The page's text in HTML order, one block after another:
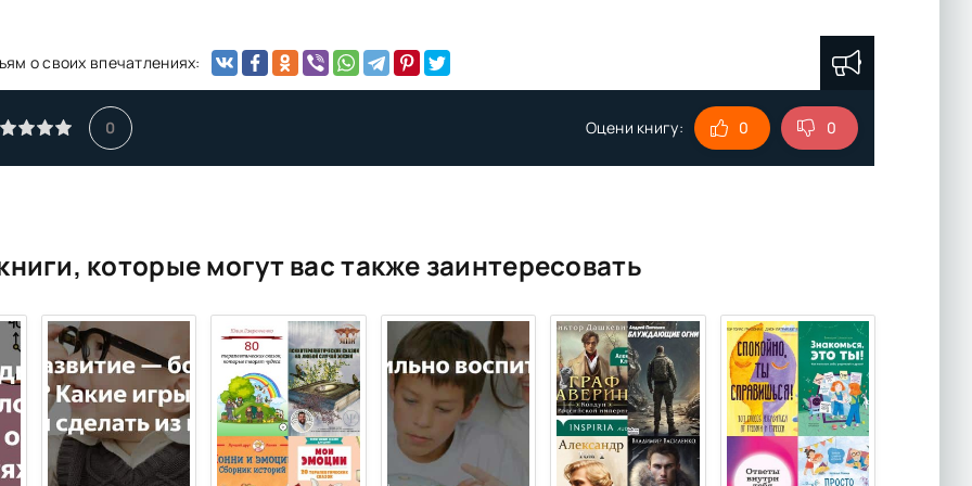
о своих впечатлениях:
0 Оцени книгу: 0 0
которые могут вас также заинтересовать